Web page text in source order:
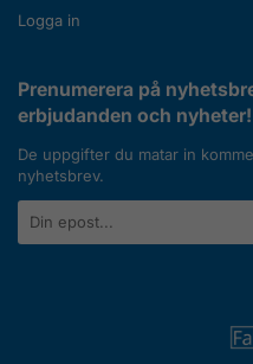
Logga in
Prenumerera på
erbjudanden och nyheter!
De uppgifter du matar in
nyhetsbrev.
postadress